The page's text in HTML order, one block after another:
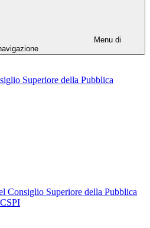
Menu di
Superiore della Pubblica
Consiglio Superiore della Pubblica